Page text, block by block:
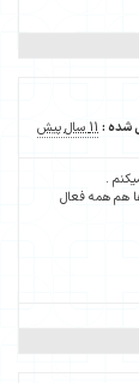
شده : 11 سال پیش
. فریم ورک ها هم همه فعال